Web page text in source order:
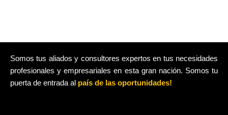
Somos tus aliados y consultores expertos en tus necesidades
profesionales y empresariales en esta gran nación. Somos tu
puerta de entrada al país de las oportunidades!